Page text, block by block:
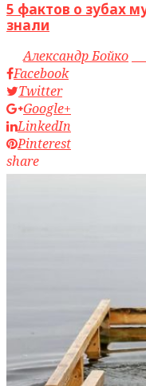
5 фактов о зубах
знали
byАлександр Бойко
Facebook
Twitter
Google+
LinkedIn
Pinterest
share